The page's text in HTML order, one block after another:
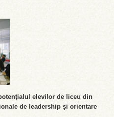
elevilor de liceu din
de leadership și orientare